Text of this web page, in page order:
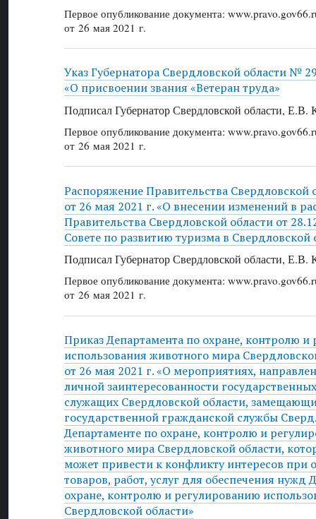
Первое опубликование документа:
от 26 мая 2021 г.
Указ Губернатора Свердловской области №
«О присвоении звания «Ветеран труда»
Подписал Губернатор Свердловской области, Е.В.
Первое опубликование документа:
от 26 мая 2021 г.
Распоряжение Правительства
от 26 мая 2021 г. «О внесении изменений в
Правительства Свердловской области от
Совете по развитию туризма в Свердловской
Подписал Губернатор Свердловской области, Е.В.
Первое опубликование документа:
от 26 мая 2021 г.
Приказ Департамента по охране, контролю и
использования животного мира
от 26 мая 2021 г. «О мероприятиях,
личной заинтересованности
служащих Свердловской области,
государственной гражданской службы
Департаменте по охране, контролю и
животного мира Свердловской области,
может привести к конфликту интересов при
товаров, работ, услуг для обеспечения нужд
охране, контролю и регулированию
Свердловской области»